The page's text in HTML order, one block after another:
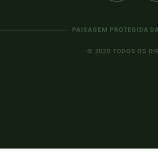
PAISAGEM PROTEGIDA
© 2020 TODOS OS